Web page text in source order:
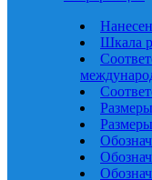
Шкала